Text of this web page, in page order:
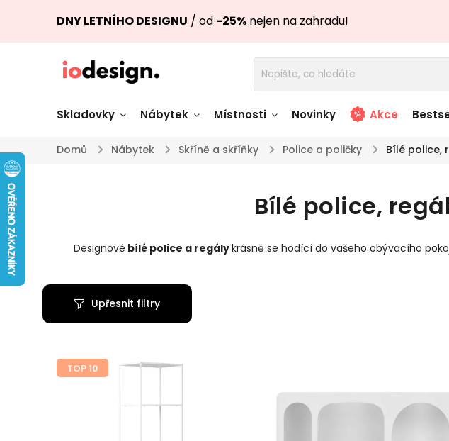
DNY LETNÍHO DESIGNU / od -25% nejen na zahradu!
Skladovky
Židle skladem Stoly skladem
Úložné prostory
skladem
Světla skladem
Doplňky a
Nádobí skladem
Nábytek Místnosti Novinky Akce
Domů / Nábytek / Skříně a skříňky / Police a poličky / Bílé police,
Bílé police,
Designové bílé police a regálykrásně se hodící do vašeho obývacího
Upřesnit filtry
TOP 10